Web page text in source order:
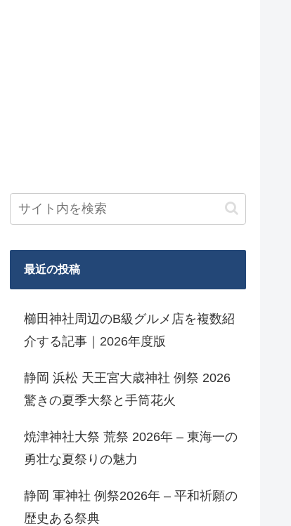
最近の投稿
櫛田神社周辺のB級グルメ店を複数紹
介する記事｜2026年度版
静岡 浜松 天王宮大歳神社 例祭 2026
驚きの夏季大祭と手筒花火
焼津神社大祭 荒祭 2026年 – 東海一の
勇壮な夏祭りの魅力
静岡 軍神社 例祭2026年 – 平和祈願の
歴史ある祭典